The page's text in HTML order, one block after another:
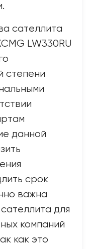
сателлита
LW330RU
степени
данной
срок
важна
для
компаний
как это